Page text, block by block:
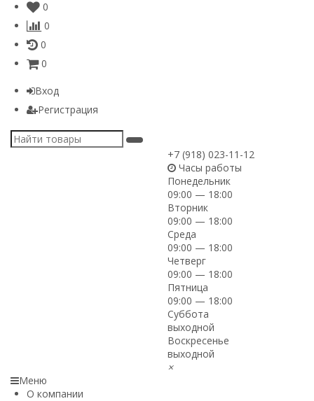
0
0
0
0
Вход
Регистрация
+7 (918) 023-11-12
Часы работы
Понедельник
09:00 — 18:00
Вторник
09:00 — 18:00
Среда
09:00 — 18:00
Четверг
09:00 — 18:00
Пятница
09:00 — 18:00
Суббота
выходной
Воскресенье
выходной
×
Меню
О компании